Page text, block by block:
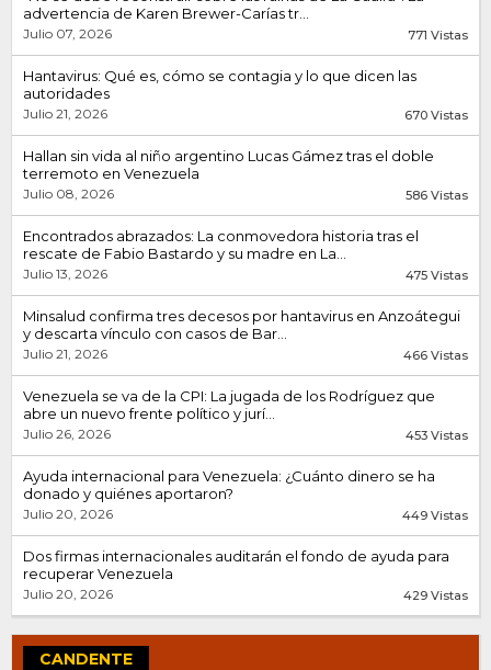
advertencia de Karen Brewer-Carías tr...
Julio 07, 2026 771 Vistas
Hantavirus: Qué es, cómo se contagia y lo que dicen las
autoridades
Julio 21, 2026 670 Vistas
Hallan sin vida al niño argentino Lucas Gámez tras el doble
terremoto en Venezuela
Julio 08, 2026 586 Vistas
Encontrados abrazados: La conmovedora historia tras el
rescate de Fabio Bastardo y su madre en La...
Julio 13, 2026 475 Vistas
Minsalud confirma tres decesos por hantavirus en Anzoátegui
y descarta vínculo con casos de Bar...
Julio 21, 2026 466 Vistas
Venezuela se va de la CPI: La jugada de los Rodríguez que
abre un nuevo frente político y jurí...
Julio 26, 2026 453 Vistas
Ayuda internacional para Venezuela: ¿Cuánto dinero se ha
donado y quiénes aportaron?
Julio 20, 2026 449 Vistas
Dos firmas internacionales auditarán el fondo de ayuda para
recuperar Venezuela
Julio 20, 2026 429 Vistas
CANDENTE